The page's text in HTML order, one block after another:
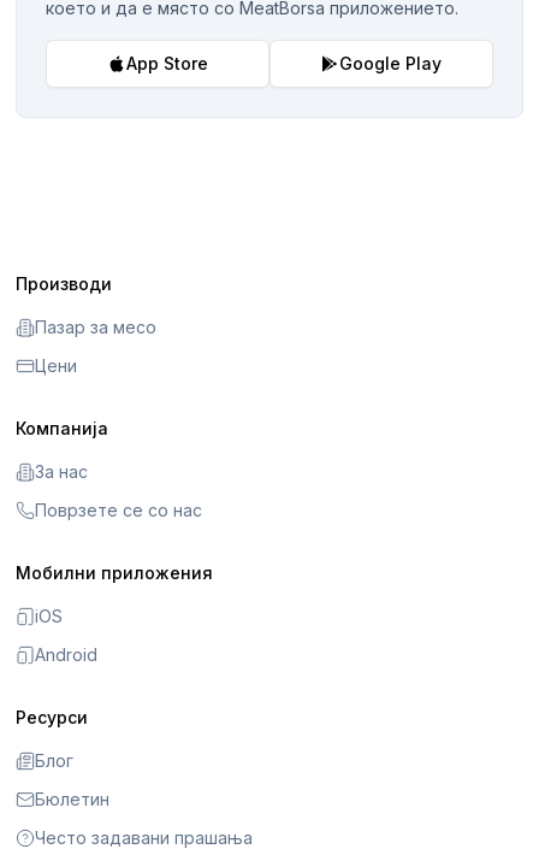
което и да е място со MeatBorsa приложението.
App Store Google Play
Производи
Пазар за месо
Цени
Компанија
За нас
Поврзете се со нас
Мобилни приложения
iOS
Android
Ресурси
Блог
Бюлетин
Често задавани прашања